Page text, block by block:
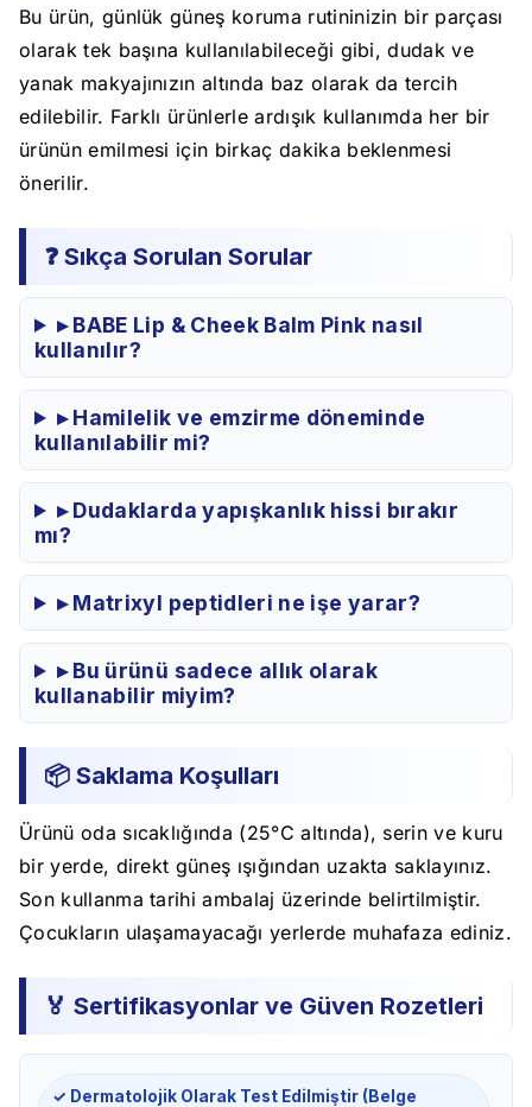
Bu ürün, günlük güneş koruma rutininizin bir parçası
olarak tek başına kullanılabileceği gibi, dudak ve
yanak makyajınızın altında baz olarak da tercih
edilebilir. Farklı ürünlerle ardışık kullanımda her bir
ürünün emilmesi için birkaç dakika beklenmesi
önerilir.
❓ Sıkça Sorulan Sorular
▸ BABE Lip & Cheek Balm Pink nasıl
kullanılır?
▸ Hamilelik ve emzirme döneminde
kullanılabilir mi?
▸ Dudaklarda yapışkanlık hissi bırakır
mı?
▸ Matrixyl peptidleri ne işe yarar?
▸ Bu ürünü sadece allık olarak
kullanabilir miyim?
📦 Saklama Koşulları
Ürünü oda sıcaklığında (25°C altında), serin ve kuru
bir yerde, direkt güneş ışığından uzakta saklayınız.
Son kullanma tarihi ambalaj üzerinde belirtilmiştir.
Çocukların ulaşamayacağı yerlerde muhafaza ediniz.
🏅 Sertifikasyonlar ve Güven Rozetleri
✓ Dermatolojik Olarak Test Edilmiştir (Belge